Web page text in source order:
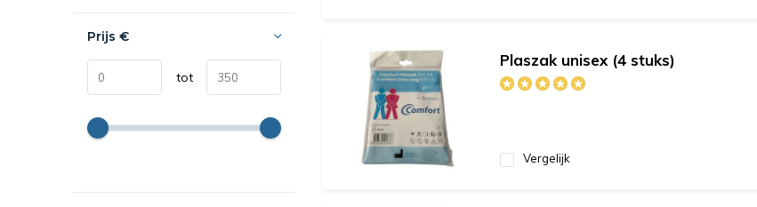
Plaszak unisex (4 stuks)
Vergelijk
Prijs €
tot